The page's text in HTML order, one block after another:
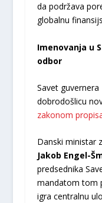
da podržava
globalnu
Imenovanja u
odbor
Savet
dobrodošlicu
zakonom
Danski ministar
Jakob Engel-
predsednika
mandatom tom
igra centralnu